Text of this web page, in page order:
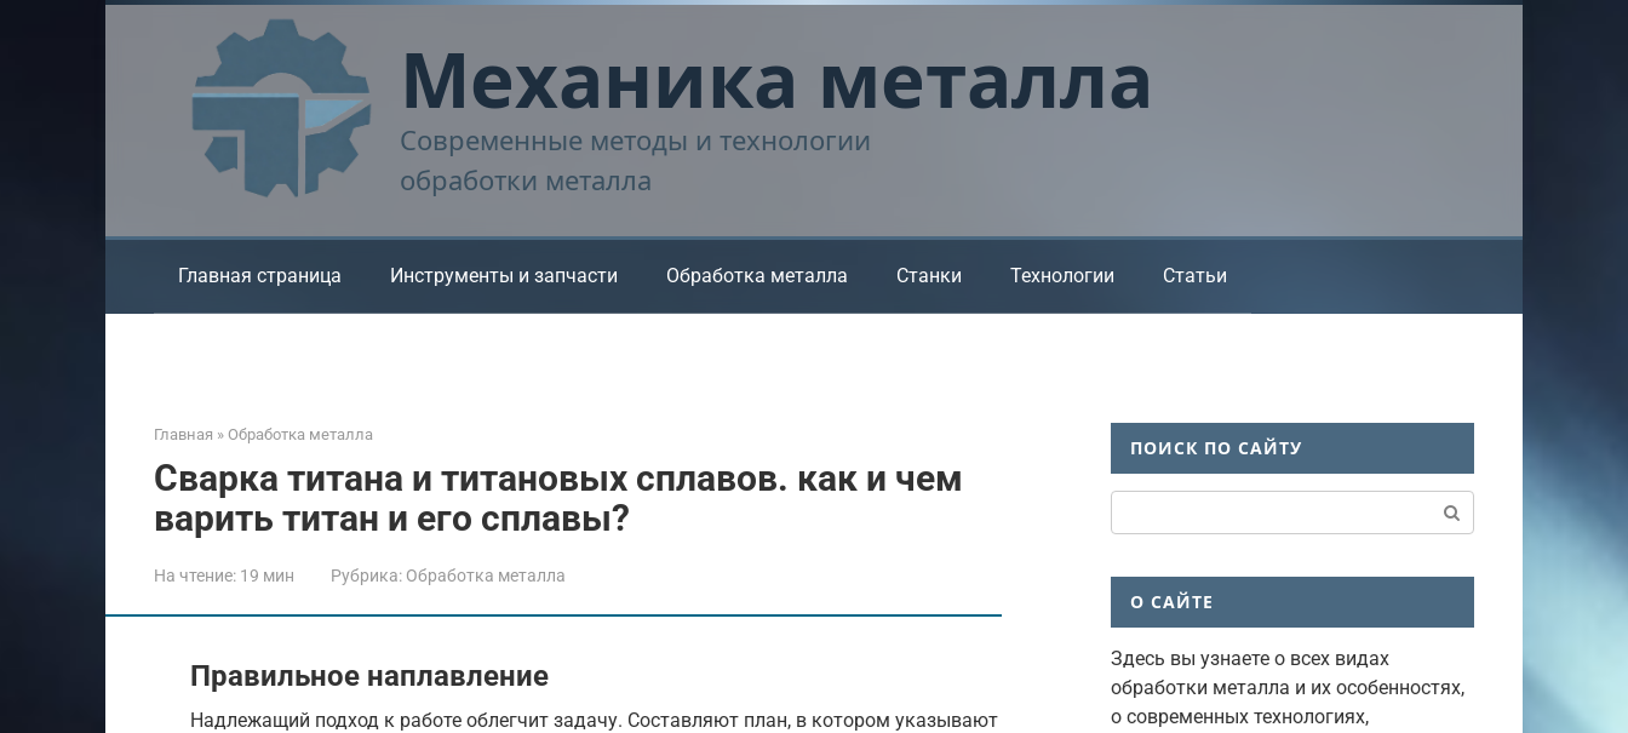
Механика металла
Современные методы и технологии
обработки металла
Главная страница Инструменты и запчасти Обработка металла Станки Технологии Статьи
Главная » Обработка металла
Сварка титана и титановых сплавов. как и чем
варить титан и его сплавы?
На чтение: 19 мин Рубрика: Обработка металла
Правильное наплавление
Надлежащий подход к работе облегчит задачу. Составляют план, в котором указывают
ПОИСК ПО САЙТУ
О САЙТЕ
Здесь вы узнаете о всех видах
обработки металла и их особенностях,
о современных технологиях,